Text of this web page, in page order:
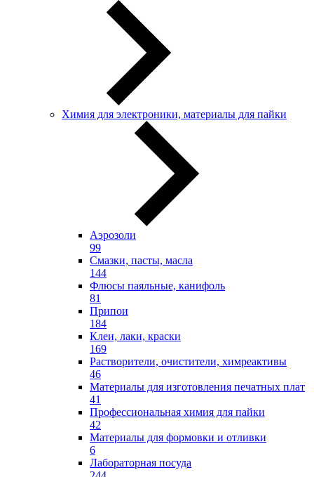
Химия для электроники, материалы для пайки
Аэрозоли
99
Смазки, пасты, масла
144
Флюсы паяльные, канифоль
81
Припои
184
Клеи, лаки, краски
169
Растворители, очистители, химреактивы
46
Материалы для изготовления печатных плат
41
Профессиональная химия для пайки
42
Материалы для формовки и отливки
6
Лабораторная посуда